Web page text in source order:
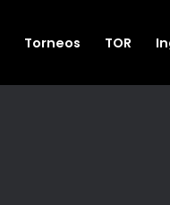
Torneos TOR